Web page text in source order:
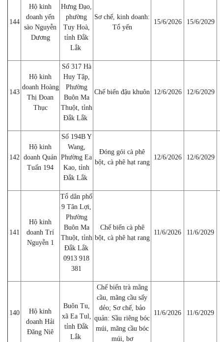
144
Hộ kinh
doanh yến
sào Nguyễn
Dương
Hưng Đạo,
phường
Tuy Hoà,
tỉnh Đắk
Lắk
Sơ chế, kinh doanh:
Tổ yến
15/6/2026 15/6/2029
143
Hộ kinh
doanh Hoàng
Thị Đoan
Thục
Số 317 Hà
Huy Tập,
Phường
Buôn Ma
Thuột, tỉnh
Đắk Lắk
Chế biến đậu khuôn 12/6/2026 12/6/2029
142
Hộ kinh
doanh Quán
Tuấn 194
Số 194B Y
Wang,
Phường Ea
Kao, tỉnh
Đắk Lắk
Đóng gói cà phê
bột, cà phê hạt rang
12/6/2026 12/6/2029
141
Hộ kinh
doanh Trí
Nguyễn 1
Tổ dân phố
9 Tân Lợi,
Phường
Buôn Ma
Thuột, tỉnh
Đắk Lắk
0913 918
381
Chế biến cà phê
bột, cà phê hạt rang
11/6/2026 11/6/2029
140
Hộ kinh
doanh Hải
Đăng Niê
Buôn Tu,
xã Ea Tul,
tỉnh Đắk
Lắk
Chế biến trà mãng
cầu, mãng cầu sấy
dẻo; Sơ chế, bảo
quản: Sầu riêng bóc
múi, mãng cầu bóc
múi, bơ
11/6/2026 11/6/2029